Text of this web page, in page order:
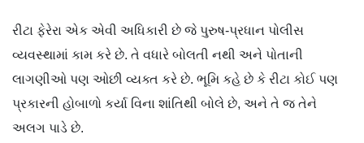
રીટા ફેરેરા એક એવી અધિકારી છે જે પુરુષ-પ્રધાન પોલીસ
વ્યવસ્થામાં કામ કરે છે. તે વધારે બોલતી નથી અને પોતાની
લાગણીઓ પણ ઓછી વ્યક્ત કરે છે. ભૂમિ કહે છે કે રીટા કોઈ પણ
પ્રકારની હોબાળો કર્યા વિના શાંતિથી બોલે છે, અને તે જ તેને
અલગ પાડે છે.